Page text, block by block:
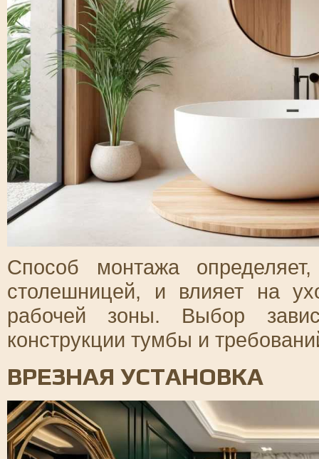
Способ монтажа
столешницей, и влияет на
рабочей зоны. Выбор
конструкции тумбы и
ВРЕЗНАЯ УСТАНОВКА